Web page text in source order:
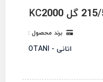
برند محصول :
اتانی - OTANI